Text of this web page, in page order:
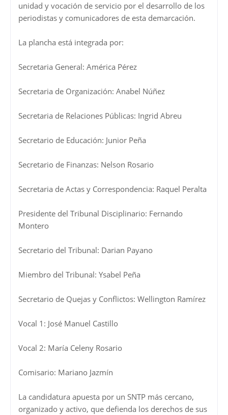
unidad y vocación de servicio por el desarrollo de los
periodistas y comunicadores de esta demarcación.
La plancha está integrada por:
Secretaria General: América Pérez
Secretaria de Organización: Anabel Núñez
Secretaria de Relaciones Públicas: Ingrid Abreu
Secretario de Educación: Junior Peña
Secretario de Finanzas: Nelson Rosario
Secretaria de Actas y Correspondencia: Raquel Peralta
Presidente del Tribunal Disciplinario: Fernando
Montero
Secretario del Tribunal: Darian Payano
Miembro del Tribunal: Ysabel Peña
Secretario de Quejas y Conflictos: Wellington Ramírez
Vocal 1: José Manuel Castillo
Vocal 2: María Celeny Rosario
Comisario: Mariano Jazmín
La candidatura apuesta por un SNTP más cercano,
organizado y activo, que defienda los derechos de sus